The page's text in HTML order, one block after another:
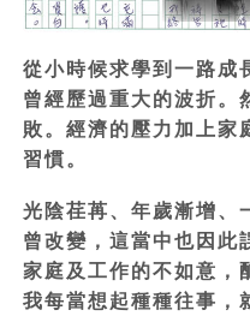
從小時候求學到一路成
曾經歷過重大的波折。
敗。經濟的壓力加上家
習慣。
光陰荏苒、年歲漸增、
曾改變，這當中也因此
家庭及工作的不如意，
我每當想起種種往事，